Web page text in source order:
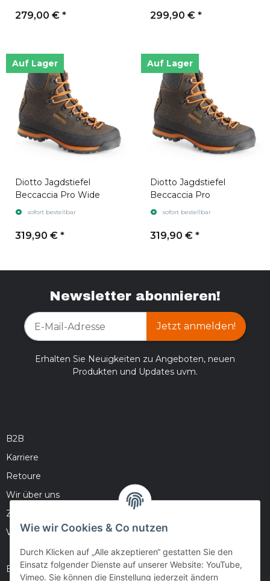
279,00 € * 299,90 € *
Auf Lager
Diotto Jagdstiefel
Beccaccia Pro Wide
sofort bestellbar
319,90 € *
Auf Lager
Diotto Jagdstiefel
Beccaccia Pro
sofort bestellbar
319,90 € *
Newsletter abonnieren!
Jetzt anmelden!
Erhalten Sie Neuigkeiten zu Angeboten, neuen
Produkten und Updates uvm.
B2B
Karriere
Retoure
Wir über uns
Zahlungsmöglichkeiten
Versandinformationen
Barrierefreiheitserklärung
Wie wir Cookies & Co nutzen
Durch Klicken auf „Alle akzeptieren“ gestatten Sie den
Einsatz folgender Dienste auf unserer Website: YouTube,
Vimeo. Sie können die Einstellung jederzeit ändern